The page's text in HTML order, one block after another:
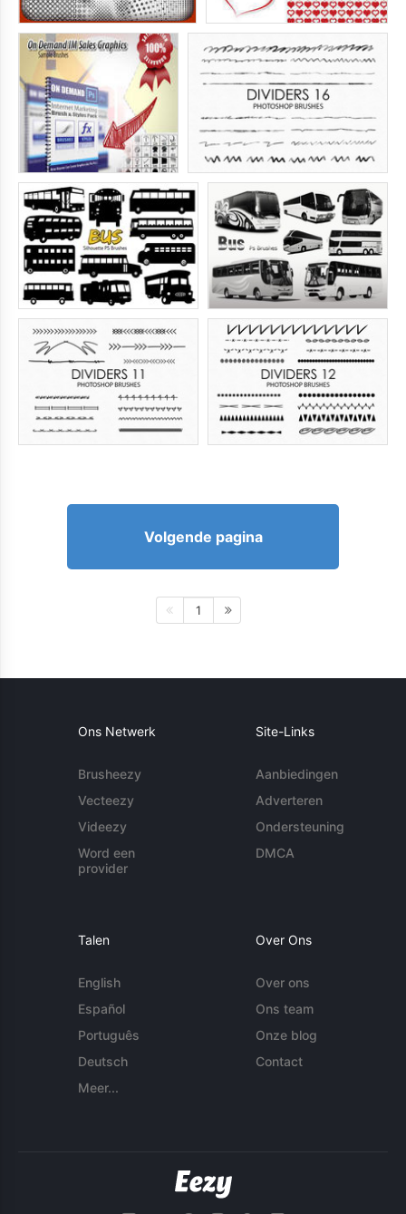
Volgende pagina
1
Ons Netwerk
Brusheezy
Vecteezy
Videezy
Word een
provider
Site-Links
Aanbiedingen
Adverteren
Ondersteuning
DMCA
Talen
English
Español
Português
Deutsch
Meer...
Over Ons
Over ons
Ons team
Onze blog
Contact